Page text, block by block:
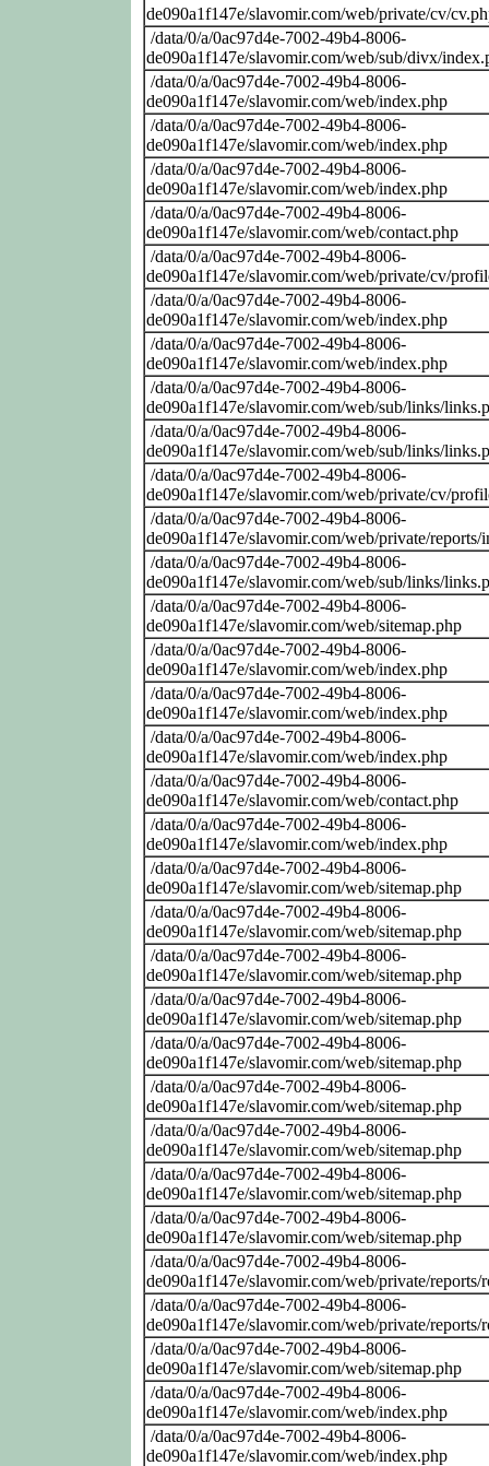
de090a1f147e/slavomir.com/web/private/cv/
/data/0/a/0ac97d4e-7002-49b4-8006-
de090a1f147e/slavomir.com/web/sub/divx/
/data/0/a/0ac97d4e-7002-49b4-8006-
de090a1f147e/slavomir.com/web/index.php
/data/0/a/0ac97d4e-7002-49b4-8006-
de090a1f147e/slavomir.com/web/index.php
/data/0/a/0ac97d4e-7002-49b4-8006-
de090a1f147e/slavomir.com/web/index.php
/data/0/a/0ac97d4e-7002-49b4-8006-
de090a1f147e/slavomir.com/web/contact.php
/data/0/a/0ac97d4e-7002-49b4-8006-
de090a1f147e/slavomir.com/web/private/cv/
/data/0/a/0ac97d4e-7002-49b4-8006-
de090a1f147e/slavomir.com/web/index.php
/data/0/a/0ac97d4e-7002-49b4-8006-
de090a1f147e/slavomir.com/web/index.php
/data/0/a/0ac97d4e-7002-49b4-8006-
de090a1f147e/slavomir.com/web/sub/links/
/data/0/a/0ac97d4e-7002-49b4-8006-
de090a1f147e/slavomir.com/web/sub/links/
/data/0/a/0ac97d4e-7002-49b4-8006-
de090a1f147e/slavomir.com/web/private/cv/
/data/0/a/0ac97d4e-7002-49b4-8006-
de090a1f147e/slavomir.com/web/private/reports/
/data/0/a/0ac97d4e-7002-49b4-8006-
de090a1f147e/slavomir.com/web/sub/links/
/data/0/a/0ac97d4e-7002-49b4-8006-
de090a1f147e/slavomir.com/web/sitemap.php
/data/0/a/0ac97d4e-7002-49b4-8006-
de090a1f147e/slavomir.com/web/index.php
/data/0/a/0ac97d4e-7002-49b4-8006-
de090a1f147e/slavomir.com/web/index.php
/data/0/a/0ac97d4e-7002-49b4-8006-
de090a1f147e/slavomir.com/web/index.php
/data/0/a/0ac97d4e-7002-49b4-8006-
de090a1f147e/slavomir.com/web/contact.php
/data/0/a/0ac97d4e-7002-49b4-8006-
de090a1f147e/slavomir.com/web/index.php
/data/0/a/0ac97d4e-7002-49b4-8006-
de090a1f147e/slavomir.com/web/sitemap.php
/data/0/a/0ac97d4e-7002-49b4-8006-
de090a1f147e/slavomir.com/web/sitemap.php
/data/0/a/0ac97d4e-7002-49b4-8006-
de090a1f147e/slavomir.com/web/sitemap.php
/data/0/a/0ac97d4e-7002-49b4-8006-
de090a1f147e/slavomir.com/web/sitemap.php
/data/0/a/0ac97d4e-7002-49b4-8006-
de090a1f147e/slavomir.com/web/sitemap.php
/data/0/a/0ac97d4e-7002-49b4-8006-
de090a1f147e/slavomir.com/web/sitemap.php
/data/0/a/0ac97d4e-7002-49b4-8006-
de090a1f147e/slavomir.com/web/sitemap.php
/data/0/a/0ac97d4e-7002-49b4-8006-
de090a1f147e/slavomir.com/web/sitemap.php
/data/0/a/0ac97d4e-7002-49b4-8006-
de090a1f147e/slavomir.com/web/sitemap.php
/data/0/a/0ac97d4e-7002-49b4-8006-
de090a1f147e/slavomir.com/web/private/reports/
/data/0/a/0ac97d4e-7002-49b4-8006-
de090a1f147e/slavomir.com/web/private/reports/
/data/0/a/0ac97d4e-7002-49b4-8006-
de090a1f147e/slavomir.com/web/sitemap.php
/data/0/a/0ac97d4e-7002-49b4-8006-
de090a1f147e/slavomir.com/web/index.php
/data/0/a/0ac97d4e-7002-49b4-8006-
de090a1f147e/slavomir.com/web/index.php